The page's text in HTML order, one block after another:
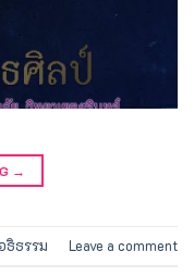
→
ธิธรรม Leave a comment